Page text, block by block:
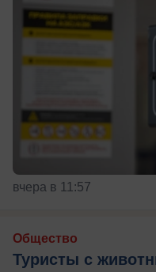
вчера в 11:57
Общество
Туристы с